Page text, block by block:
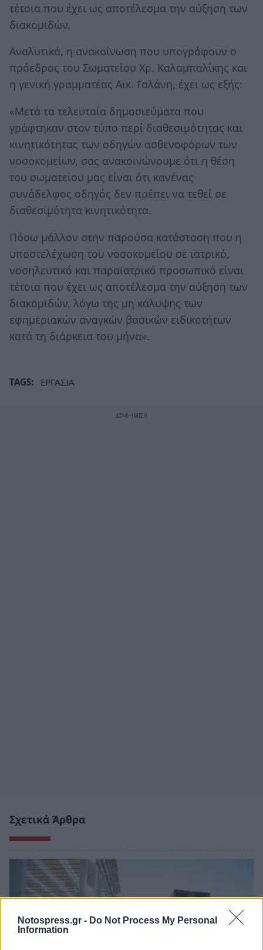
Notospress.gr - Do Not Process My Personal
Information
τέτοια που έχει ως αποτέλεσμα την αύξηση των
διακομιδών.
Αναλυτικά, η ανακοίνωση που υπογράφουν ο
πρόεδρος του Σωματείου Χρ. Καλαμπαλίκης και
η γενική γραμματέας Αικ. Γαλάνη, έχει ως εξής:
«Μετά τα τελευταία δημοσιεύματα που
γράφτηκαν στον τύπο περί διαθεσιμότητας και
κινητικότητας των οδηγών ασθενοφόρων των
νοσοκομείων, σας ανακοινώνουμε ότι η θέση
του σωματείου μας είναι ότι κανένας
συνάδελφος οδηγός δεν πρέπει να τεθεί σε
διαθεσιμότητα κινητικότητα.
Πόσω μάλλον στην παρούσα κατάσταση που η
υποστελέχωση του νοσοκομείου σε ιατρικό,
νοσηλευτικό και παραϊατρικό προσωπικό είναι
τέτοια που έχει ως αποτέλεσμα την αύξηση των
διακομιδών, λόγω της μη κάλυψης των
εφημεριακών αναγκών βασικών ειδικοτήτων
κατά τη διάρκεια του μήνα».
TAGS: ΕΡΓΑΣΙΑ
Σχετικά Άρθρα